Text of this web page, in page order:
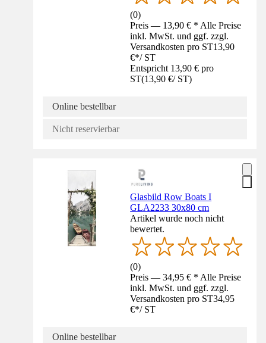
(0)
Preis — 13,90 € * Alle Preise
inkl. MwSt. und ggf. zzgl.
Versandkosten pro ST13,90
€*/ ST
Entspricht 13,90 € pro
ST(13,90 €/ ST)
Online bestellbar
Nicht reservierbar
Glasbild Row Boats I
GLA2233 30x80 cm
Artikel wurde noch nicht
bewertet.
(0)
Preis — 34,95 € * Alle Preise
inkl. MwSt. und ggf. zzgl.
Versandkosten pro ST34,95
€*/ ST
Online bestellbar